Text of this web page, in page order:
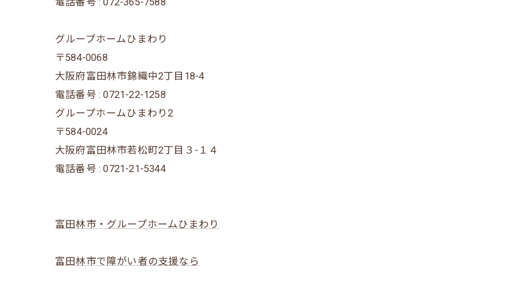
グループホームひまわり
〒584-0068
大阪府富田林市錦織中2丁目18-4
電話番号 : 0721-22-1258
グループホームひまわり2
〒584-0024
大阪府富田林市若松町2丁目３-１４
電話番号 : 0721-21-5344
富田林市・グループホームひまわり
富田林市で障がい者の支援なら